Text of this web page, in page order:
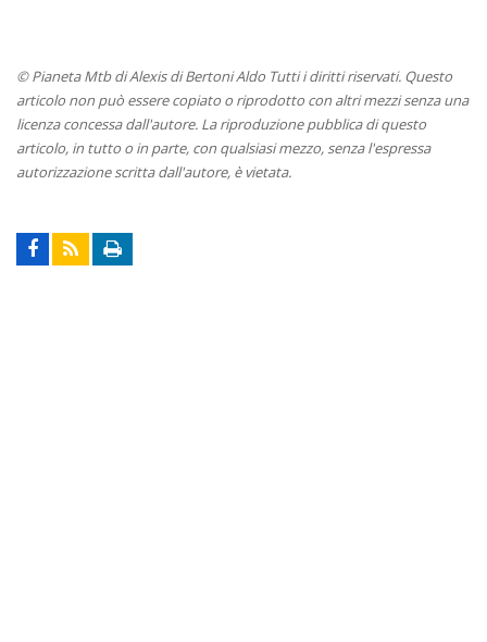
© Pianeta Mtb di Alexis di Bertoni Aldo Tutti i diritti riservati. Questo
articolo non può essere copiato o riprodotto con altri mezzi senza una
licenza concessa dall'autore. La riproduzione pubblica di questo
articolo, in tutto o in parte, con qualsiasi mezzo, senza l'espressa
autorizzazione scritta dall'autore, è vietata.